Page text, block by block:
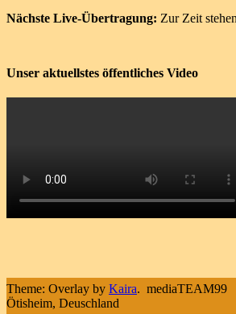
Nächste Live-Übertragung: Zur Zeit
Unser aktuellstes öffentliches Video
Theme: Overlay by Kaira. mediaTEAM99
Ötisheim, Deuschland